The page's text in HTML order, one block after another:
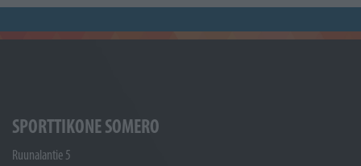
SPORTTIKONE SOMERO
Ruunalantie 5